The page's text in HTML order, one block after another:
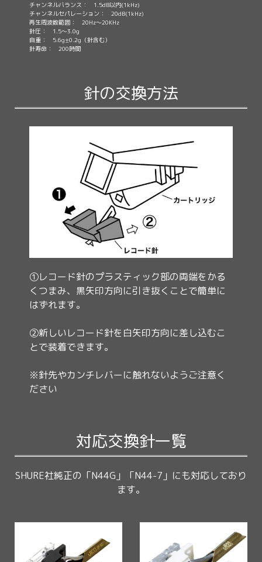
チャンネルバランス： 1.5dB以内(1kHz)
チャンネルセパレーション： 20dB(1kHz)
再生周波数範囲： 20Hz〜20KHz
針圧： 1.5〜3.0g
自重： 5.6g±0.2g（針含む）
針寿命： 200時間
針の交換方法
①レコード針のプラスティック部の両端をかる
くつまみ、黒矢印方向に引き抜くことで簡単に
はずれます。
②新しいレコード針を白矢印方向に差し込むこ
とで装着できます。
※針先やカンチレバーに触れないようご注意く
ださい
対応交換針一覧
SHURE社純正の「N44G」「N44-7」にも対応しており
ます。